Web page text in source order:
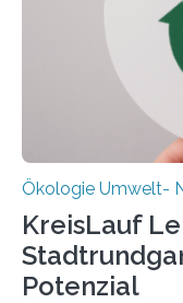
Forschungsprojekt
zwei weitere Jahre
freuen uns sehr über…
Ökologie Umwelt-
KreisLauf
Potenzial